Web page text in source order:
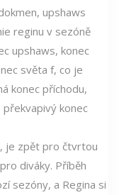
je zpět pro čtvrtou
diváky. Příběh
sezóny, a Regina si